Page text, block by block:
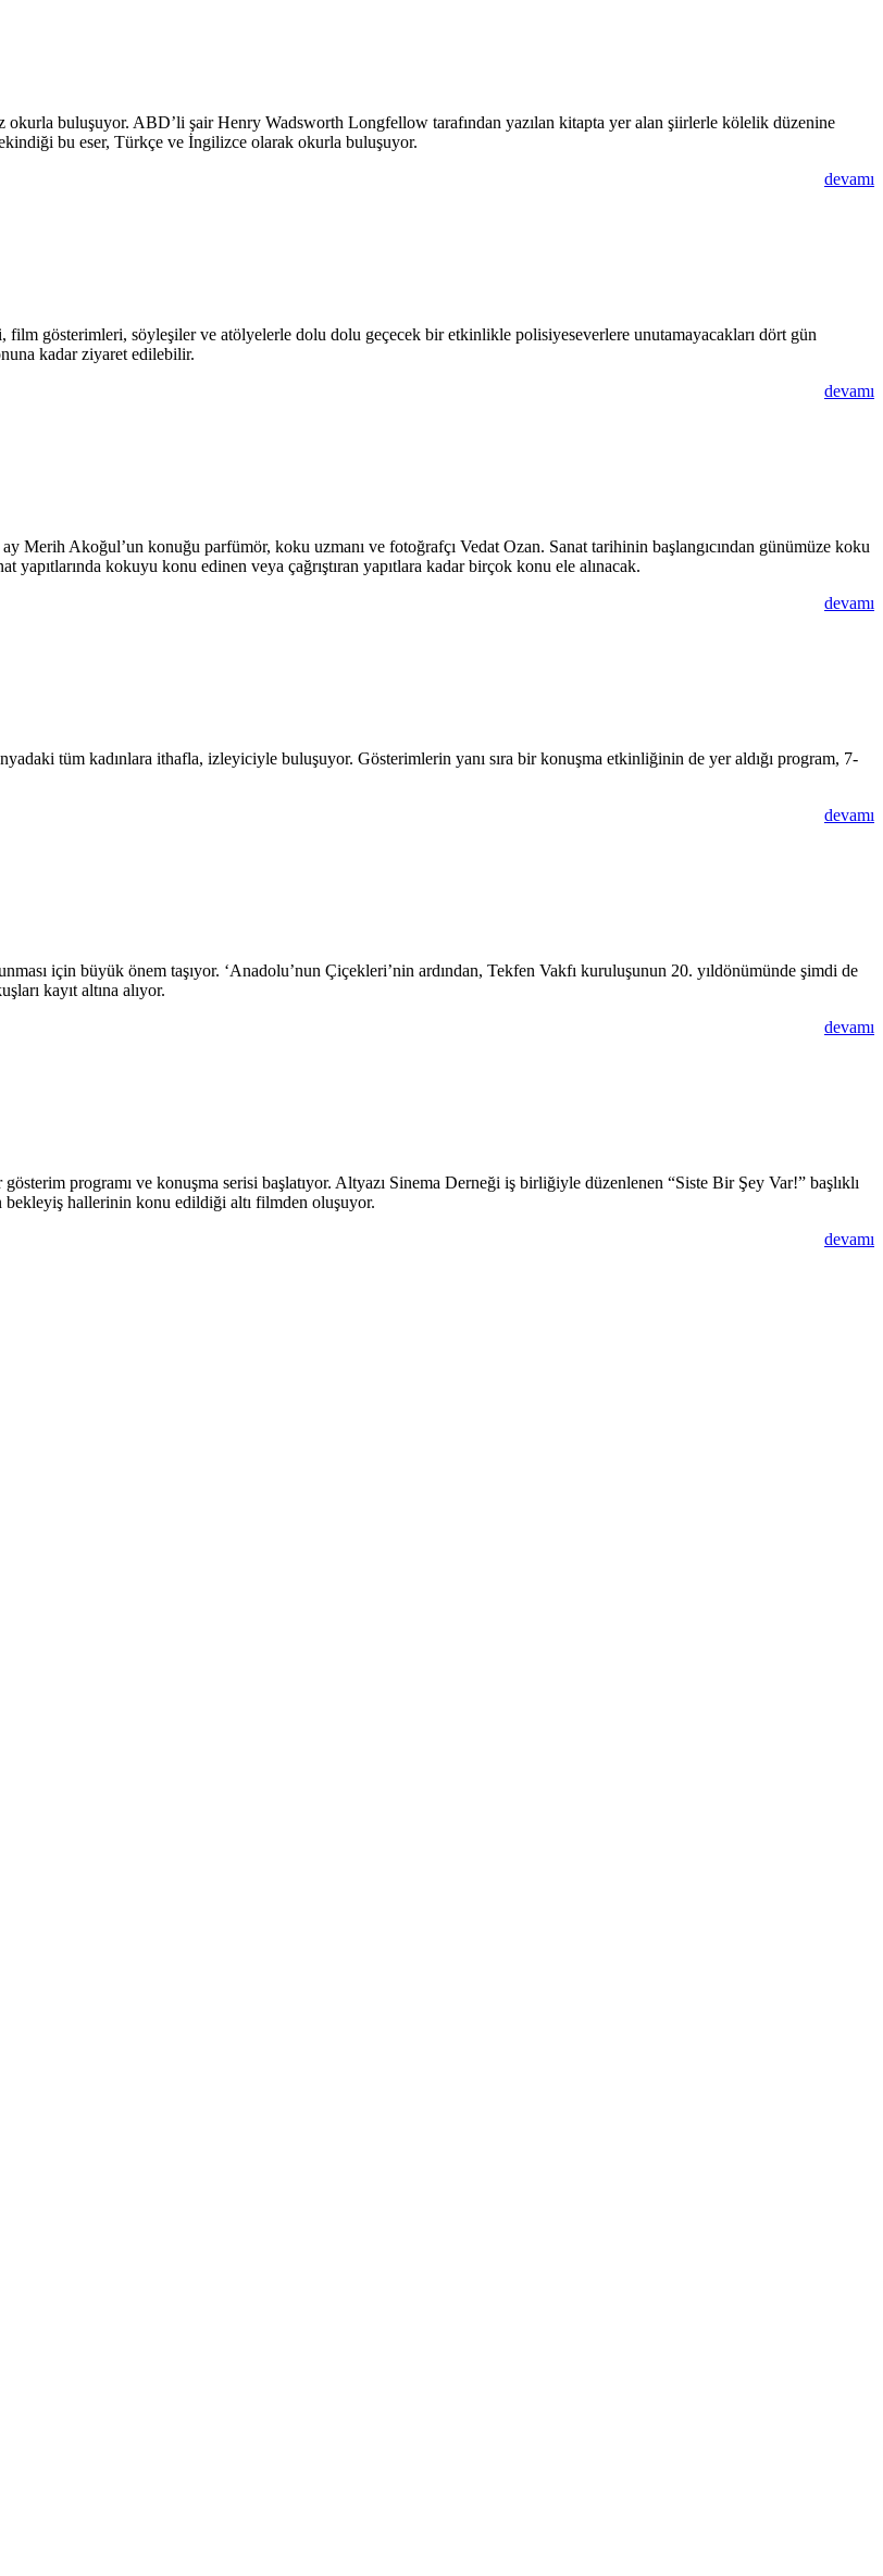
buluşuyor. ABD’li şair Henry Wadsworth Longfellow tarafından yazılan kitapta yer alan şiirlerle kölelik düzenine
bu eser, Türkçe ve İngilizce olarak okurla buluşuyor.
devamı
gösterimleri, söyleşiler ve atölyelerle dolu dolu geçecek bir etkinlikle polisiyeseverlere unutamayacakları dört gün
kadar ziyaret edilebilir.
devamı
Akoğul’un konuğu parfümör, koku uzmanı ve fotoğrafçı Vedat Ozan. Sanat tarihinin başlangıcından günümüze koku
kokuyu konu edinen veya çağrıştıran yapıtlara kadar birçok konu ele alınacak.
devamı
tüm kadınlara ithafla, izleyiciyle buluşuyor. Gösterimlerin yanı sıra bir konuşma etkinliğinin de yer aldığı program, 7-
devamı
için büyük önem taşıyor. ‘Anadolu’nun Çiçekleri’nin ardından, Tekfen Vakfı kuruluşunun 20. yıldönümünde şimdi de
kayıt altına alıyor.
devamı
programı ve konuşma serisi başlatıyor. Altyazı Sinema Derneği iş birliğiyle düzenlenen “Siste Bir Şey Var!” başlıklı
bekleyiş hallerinin konu edildiği altı filmden oluşuyor.
devamı